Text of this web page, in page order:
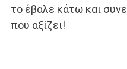
το έβαλε κάτω και
που αξίζει!